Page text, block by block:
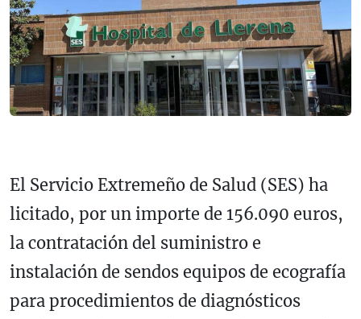
El Servicio Extremeño de Salud (SES) ha
licitado, por un importe de 156.090 euros,
la contratación del suministro e
instalación de sendos equipos de ecografía
para procedimientos de diagnósticos